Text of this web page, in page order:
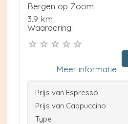
Bergen op Zoom
3.9 km
Waardering:
Meer informatie
Prijs van Espresso
Prijs van Cappuccino
Type